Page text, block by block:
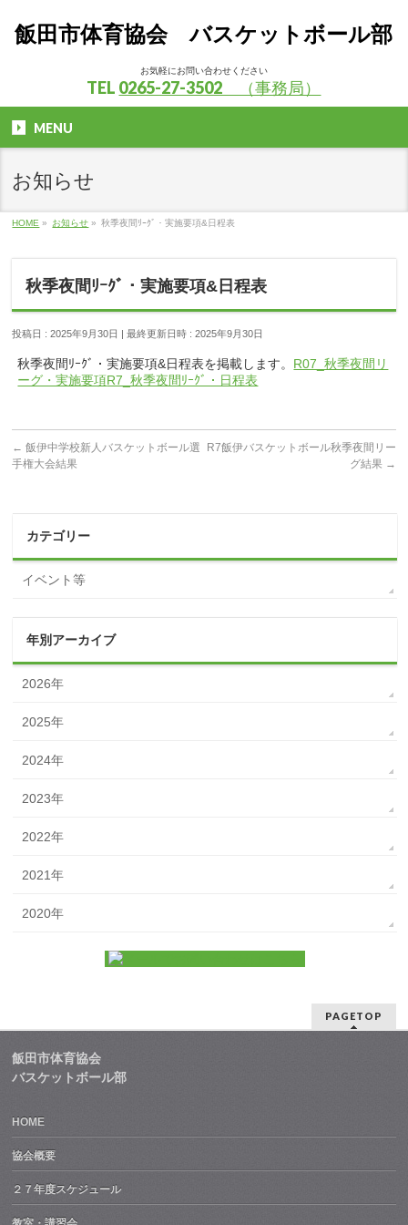
飯田市体育協会 バスケットボール部
お気軽にお問い合わせください
TEL 0265-27-3502 （事務局）
MENU
お知らせ
HOME » お知らせ » 秋季夜間ﾘｰｸﾞ・実施要項&日程表
秋季夜間ﾘｰｸﾞ・実施要項&日程表
投稿日 : 2025年9月30日 最終更新日時 : 2025年9月30日
秋季夜間ﾘｰｸﾞ・実施要項&日程表を掲載します。 R07_秋季夜間リ
ーグ・実施要項R7_秋季夜間ﾘｰｸﾞ・日程表
← 飯伊中学校新人バスケットボール選
手権大会結果
R7飯伊バスケットボール秋季夜間リー
グ結果 →
カテゴリー
イベント等
年別アーカイブ
2026年
2025年
2024年
2023年
2022年
2021年
2020年
PAGETOP
飯田市体育協会
バスケットボール部
HOME
協会概要
２７年度スケジュール